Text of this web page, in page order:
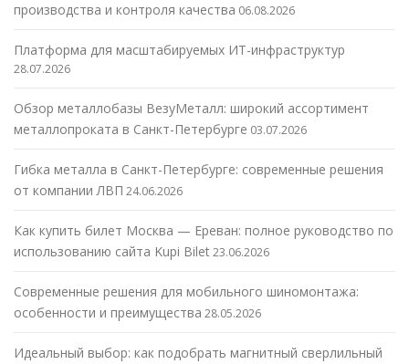
производства и контроля качества 06.08.2026
Платформа для масштабируемых ИТ-инфраструктур
28.07.2026
Обзор металлобазы ВезуМеталл: широкий ассортимент
металлопроката в Санкт-Петербурге 03.07.2026
Гибка металла в Санкт-Петербурге: современные решения
от компании ЛВП 24.06.2026
Как купить билет Москва — Ереван: полное руководство по
использованию сайта Kupi Bilet23.06.2026
Современные решения для мобильного шиномонтажа:
особенности и преимущества 28.05.2026
Идеальный выбор: как подобрать магнитный сверлильный